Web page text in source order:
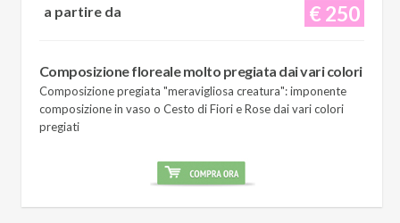
€ 250
a partire da
Composizione floreale molto pregiata dai vari colori
Composizione pregiata "meravigliosa creatura": imponente
composizione in vaso o Cesto di Fiori e Rose dai vari colori
pregiati